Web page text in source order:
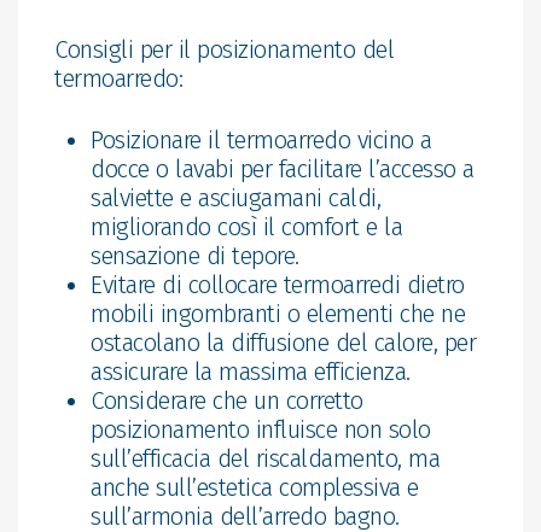
Consigli per il posizionamento del
termoarredo:
Posizionare il termoarredo vicino a
docce o lavabi per facilitare l’accesso a
salviette e asciugamani caldi,
migliorando così il comfort e la
sensazione di tepore.
Evitare di collocare termoarredi dietro
mobili ingombranti o elementi che ne
ostacolano la diffusione del calore, per
assicurare la massima efficienza.
Considerare che un corretto
posizionamento influisce non solo
sull’efficacia del riscaldamento, ma
anche sull’estetica complessiva e
sull’armonia dell’arredo bagno.